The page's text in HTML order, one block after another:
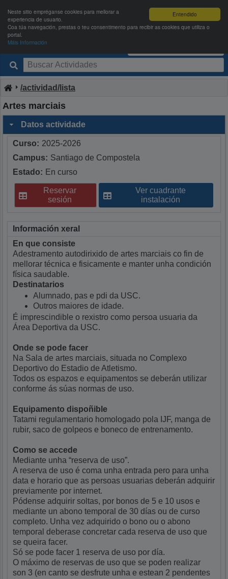
Entendido
Neste sitio empréganse cookies para mellorar a
experiencia de usuario.
Coa túa navegación, prestas o teu consentimento para recibir as cookies que utiliza o
portal.
Máis InformaciónDeportes USC
/actividad/lista
Artes marciais
Datos actividade
Curso: 2025-2026
Campus: Santiago de Compostela
Estado: En curso
Reservar
sesión
Ver cuadrante
instalación
Información xeral
En que consiste
Adestramento autodirixido de artes marciais co fin de
mellorar técnica e fisicamente e manter unha condición
física saudable.
Destinatarios
Alumnado, pas e pdi da USC.
Outros maiores de idade.
É imprescindible o rexistro como persoa usuaria da
Área Deportiva da USC.
Onde se pode facer
Na Sala de artes marciais, situada no Complexo
Deportivo do Estadio de Atletismo.
Todos os espazos e equipamentos se deberán utilizar
conforme ás súas normas de uso.
Equipamento dispoñible
Tatami regulamentario homologado pola IJF, manga de
rubir, saco de golpeos e boneco de entrenamento.
Como se accede
Mediante unha “reserva de uso”.
A reserva de uso é coma unha entrada pero para unha
data e horario que as persoas usuarias deberán adquirir
previamente por internet.
Pódense adquirir soltas, por bonos de 5 e 10 usos e
mediante un abono temporal de 30 días ou de curso
completo. Unha vez adquirido o bono ou o abono
temporal deberase concretar cada reserva de uso que
se queira facer.
Só se pode facer 1 reserva de uso por día.
O máximo de reservas de uso que se poden realizar
son 3 (en canto se desfrute unha e estean 2 pendentes